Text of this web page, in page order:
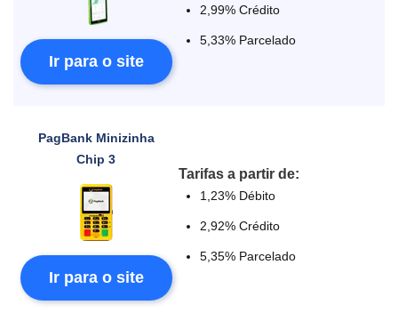
Ir para o site
2,99% Crédito
5,33% Parcelado
PagBank Minizinha
Chip 3
Ir para o site
Tarifas a partir de:
1,23% Débito
2,92% Crédito
5,35% Parcelado